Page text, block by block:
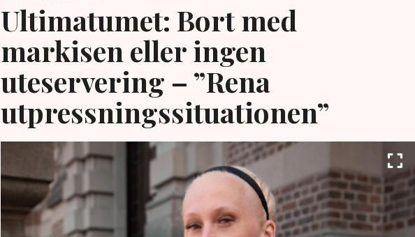
Ultimatumet: Bort med
markisen eller ingen
uteservering – ”Rena
utpressningssituationen”